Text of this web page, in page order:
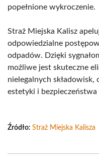
popełnione wykroczenie.
Straż Miejska Kalisz
odpowiedzialne
odpadów. Dzięki
możliwe jest skuteczne
nielegalnych
estetyki i bezpieczeństwa
Źródło: Straż Miejska Kalisza